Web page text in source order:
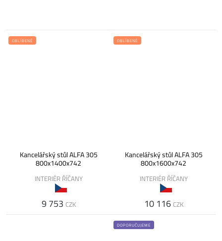
OBLÍBENÉ
Kancelářský stůl ALFA 305
800x1400x742
INTERIÉR ŘÍČANY
9 753 CZK
OBLÍBENÉ
Kancelářský stůl ALFA 305
800x1600x742
INTERIÉR ŘÍČANY
10 116 CZK
DOPORUČUJEME